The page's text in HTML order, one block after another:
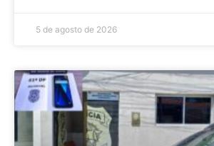
5 de agosto de 2026